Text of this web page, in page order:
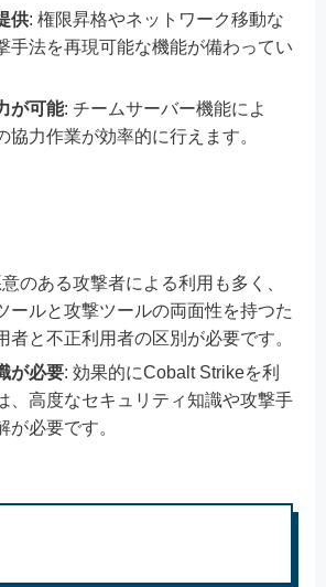
供: 権限昇格やネットワーク移動な
手法を再現可能な機能が備わってい
が可能: チームサーバー機能によ
協力作業が効率的に行えます。
のある攻撃者による利用も多く、
ールと攻撃ツールの両面性を持つた
者と不正利用者の区別が必要です。
が必要: 効果的にCobalt Strikeを利
、高度なセキュリティ知識や攻撃手
が必要です。